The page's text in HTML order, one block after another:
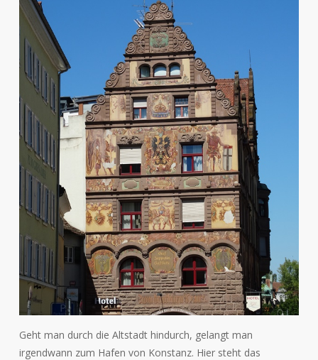
Geht man durch die Altstadt hindurch, gelangt man
irgendwann zum Hafen von Konstanz. Hier steht das